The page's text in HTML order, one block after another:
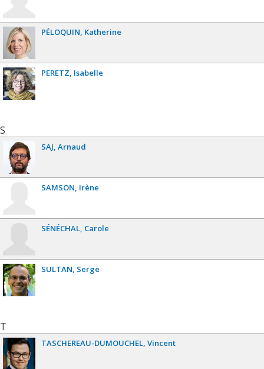
PÉLOQUIN Katherine
PERETZ Isabelle
S
SAJ Arnaud
SAMSON Irène
SÉNÉCHAL Carole
SULTAN Serge
T
TASCHEREAU-DUMOUCHEL Vincent